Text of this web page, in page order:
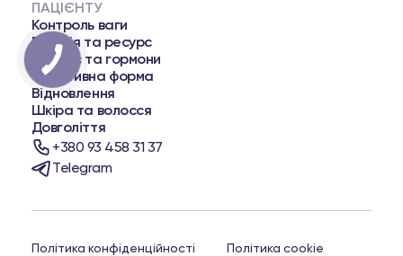
ПАЦІЄНТУ
Контроль ваги
Енергія та ресурс
Баланс та гормони
Спортивна форма
Відновлення
Шкіра та волосся
Довголіття
+380 93 458 31 37
Telegram
Політика конфіденційності
Політика cookie